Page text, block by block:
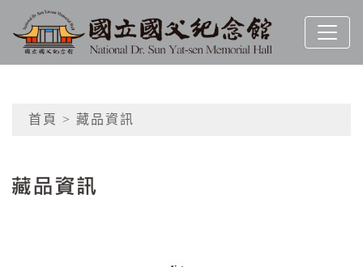
跳到主要內容
國立國父紀念館
網頁導覽
首頁 > 藏品資訊